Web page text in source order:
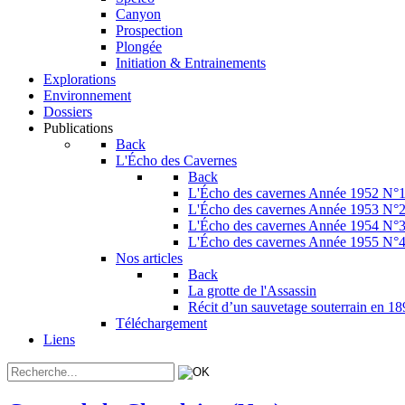
Canyon
Prospection
Plongée
Initiation & Entrainements
Explorations
Environnement
Dossiers
Publications
Back
L'Écho des Cavernes
Back
L'Écho des cavernes Année 1952 N°1
L'Écho des cavernes Année 1953 N°2
L'Écho des cavernes Année 1954 N°3
L'Écho des cavernes Année 1955 N°4
Nos articles
Back
La grotte de l'Assassin
Récit d’un sauvetage souterrain en
Téléchargement
Liens